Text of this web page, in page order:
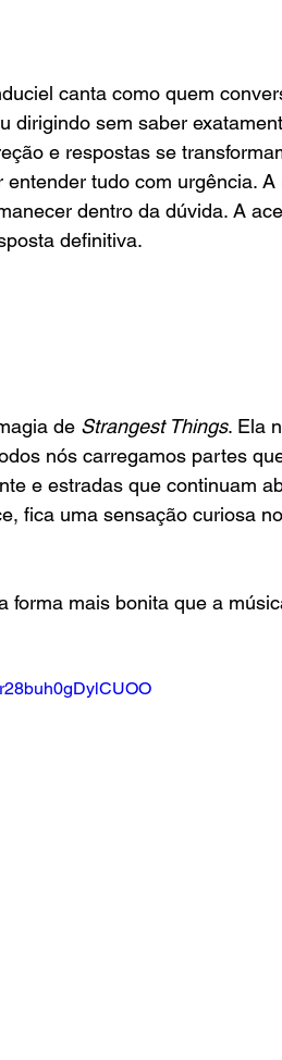
canta como quem
dirigindo sem saber
e respostas se
tudo com urgência.
dentro da dúvida. A
definitiva.
de Strangest Things. Ela
nós carregamos partes
e estradas que continuam
fica uma sensação curiosa
forma mais bonita que a